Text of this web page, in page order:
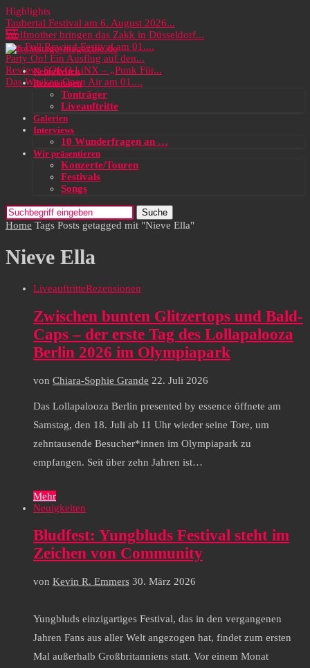
Highlights
Taubertal Festival am 6. August 2026...
Wolfmother bringen das Zakk in Düsseldorf...
Das Full Rewind Festival am 01....
Party On! Ein Ausflug auf den...
Review: SOKO LiNX – „Punk Für...
Das Wacken Open Air am 01....
Neuigkeiten
Rezensionen
Tonträger
Liveauftritte
Galerien
Interviews
10 Wunderfragen an …
Wir präsentieren
Konzerte/Touren
Festivals
Songs
Suche
Home Tags Posts getagged mit "Nieve Ella"
Nieve Ella
LiveauftritteRezensionen
Zwischen bunten Glitzertops und Bald-
Caps – der erste Tag des Lollapalooza
Berlin 2026 im Olympiapark
von Chiara-Sophie Grande 22. Juli 2026
Das Lollapalooza Berlin presented by essence öffnete am
Samstag, den 18. Juli ab 11 Uhr wieder seine Tore, um
zehntausende Besucher*innen im Olympiapark zu
empfangen. Seit über zehn Jahren ist…
Mehr
Neuigkeiten
Bludfest: Yungbluds Festival steht im
Zeichen von Community
von Kevin R. Emmers 30. März 2026
Yungbluds einzigartiges Festival, das in den vergangenen
Jahren Fans aus aller Welt angezogen hat, findet zum ersten
Mal außerhalb Großbritanniens statt. Vor einem Monat